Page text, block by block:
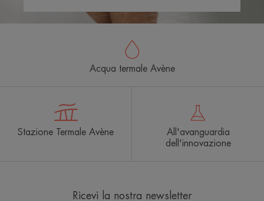
Acqua termale Avène
Stazione Termale Avène
All'avanguardia
dell'innovazione
Ricevi la nostra newsletter